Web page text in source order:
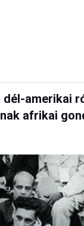
amerikai
afrikai